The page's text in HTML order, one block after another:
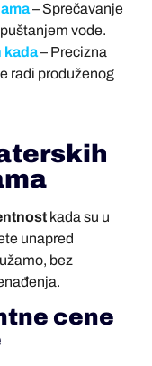
– Sprečavanje
vode.
kada– Precizna
radi produženog
kada su u
unapred
bez
cene